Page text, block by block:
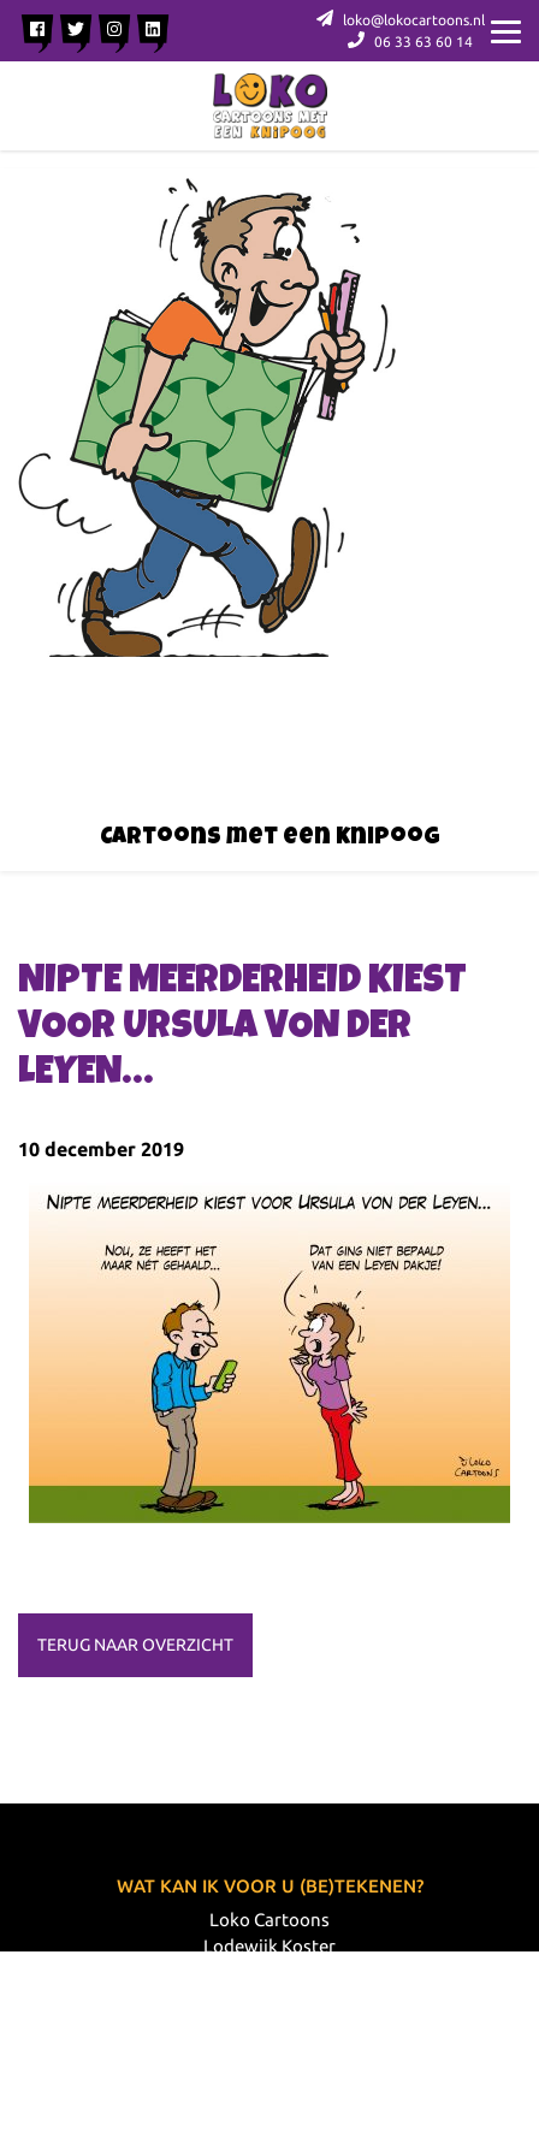
loko@lokocartoons.nl
06 33 63 60 14
Cartoons met een knipoog
NIPTE MEERDERHEID KIEST
VOOR URSULA VON DER
LEYEN…
10 december 2019
TERUG NAAR OVERZICHT
WAT KAN IK VOOR U (BE)TEKENEN?
Loko Cartoons
Lodewijk Koster